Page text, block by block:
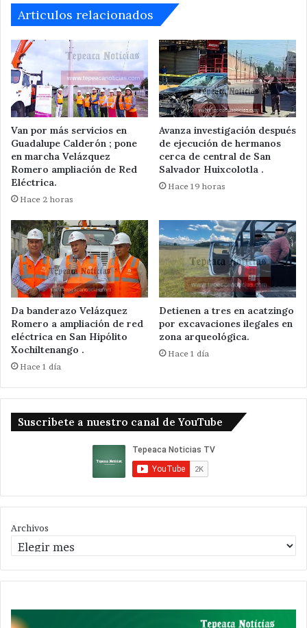
Articulos relacionados
Van por más servicios en
Guadalupe Calderón ; pone
en marcha Velázquez
Romero ampliación de Red
Eléctrica.
Hace 2 horas
Avanza investigación después
de ejecución de hermanos
cerca de central de San
Salvador Huixcolotla .
Hace 19 horas
Da banderazo Velázquez
Romero a ampliación de red
eléctrica en San Hipólito
Xochiltenango .
Hace 1 día
Detienen a tres en acatzingo
por excavaciones ilegales en
zona arqueológica.
Hace 1 día
Suscribete a nuestro canal de YouTube
Archivos